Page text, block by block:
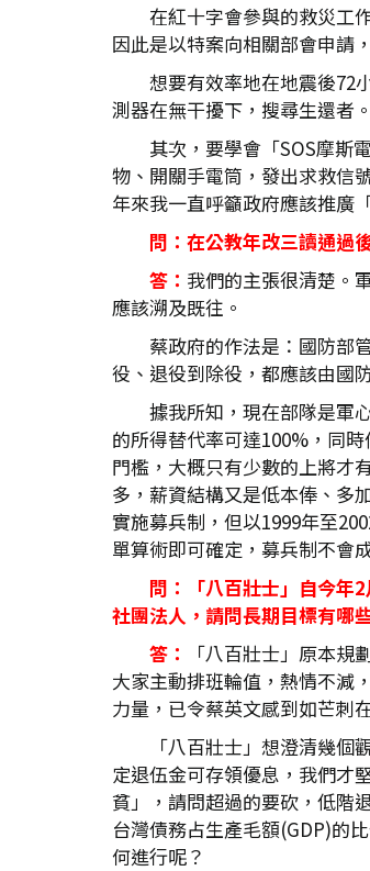
在紅十字會參與的救災工
因此是以特案向相關部會申請
想要有效率地在地震後72
測器在無干擾下，搜尋生還者
其次，要學會「SOS摩斯
物、開關手電筒，發出求救信
年來我一直呼籲政府應該推廣
問：在公教年改三讀通過
答： 我們的主張很清楚。
應該溯及既往。
蔡政府的作法是：國防部
役、退役到除役，都應該由國
據我所知，現在部隊是軍
的所得替代率可達100%，同
門檻，大概只有少數的上將才
多，薪資結構又是低本俸、多
實施募兵制，但以1999年至
單算術即可確定，募兵制不會
問：「八百壯士」自今年
社團法人，請問長期目標有哪
答：
「八百壯士」原本
大家主動排班輪值，熱情不減
力量，已令蔡英文感到如芒刺
「八百壯士」想澄清幾
定退伍金可存領優息，我們才
貧」，請問超過的要砍，低階
台灣債務占生產毛額(GDP)的
何進行呢？